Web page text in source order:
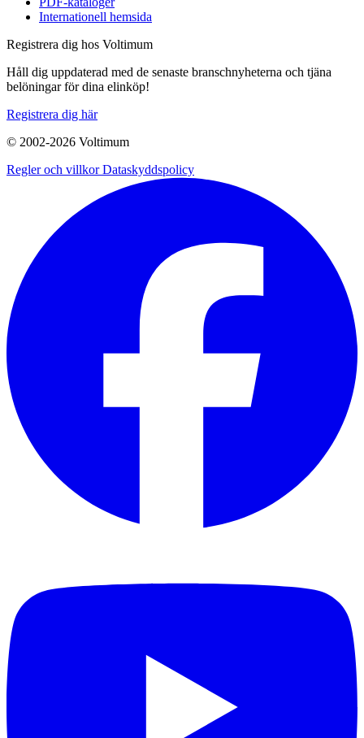
Internationell hemsida
Registrera dig hos Voltimum
Håll dig uppdaterad med de senaste branschnyheterna och tjäna
belöningar för dina elinköp!
Registrera dig här
© 2002-2026 Voltimum
Regler och villkorDataskyddspolicy